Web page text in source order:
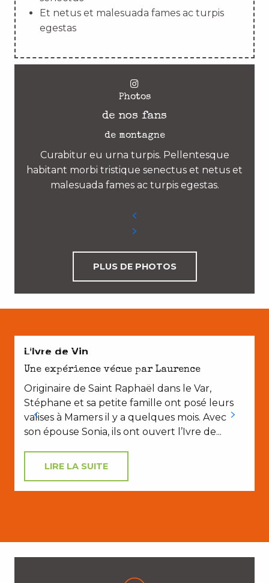
Et netus et malesuada fames ac turpis
egestas
Photos
de nos fans
de montagne
Curabitur eu urna turpis. Pellentesque
habitant morbi tristique senectus et netus et
malesuada fames ac turpis egestas.
PLUS DE PHOTOS
CROQUER NOTRE TERROIR
L’Ivre de Vin
Une expérience vécue par Laurence
Originaire de Saint Raphaël dans le Var,
Stéphane et sa petite famille ont posé leurs
valises à Mamers il y a quelques mois. Avec
son épouse Sonia, ils ont ouvert l’Ivre de...
LIRE LA SUITE